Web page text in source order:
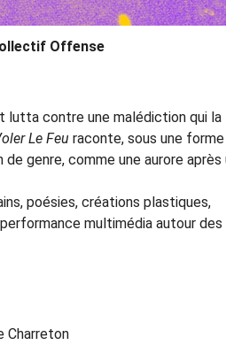
Offense
lutta contre une malédiction qui la
Le Feu raconte, sous une forme
genre, comme une aurore après
poésies, créations plastiques,
multimédia autour des
Charreton